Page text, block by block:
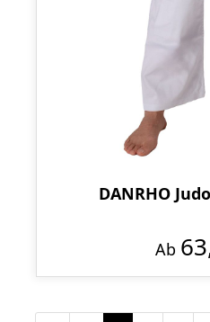
DANRHO
Ab